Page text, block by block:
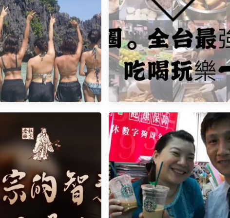
遊學費用大解析！語言學校
得嗎？學長姐心得分享！
艋舺商圈，全台最猛4個夜市超大範
圍美食聚集地，你知道哪些最好
吃？哪些最便宜嘛？跟著看就對了